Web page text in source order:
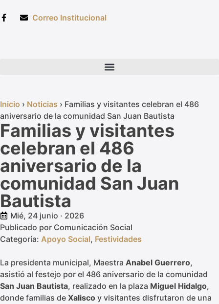
Correo Institucional
Inicio › Noticias › Familias y visitantes celebran el 486
aniversario de la comunidad San Juan Bautista
Familias y visitantes
celebran el 486
aniversario de la
comunidad San Juan
Bautista
Mié, 24 junio · 2026
Publicado por Comunicación Social
Categoría: Apoyo Social, Festividades
La presidenta municipal, Maestra Anabel Guerrero,
asistió al festejo por el 486 aniversario de la comunidad
San Juan Bautista, realizado en la plaza Miguel Hidalgo,
donde familias de Xalisco y visitantes disfrutaron de una